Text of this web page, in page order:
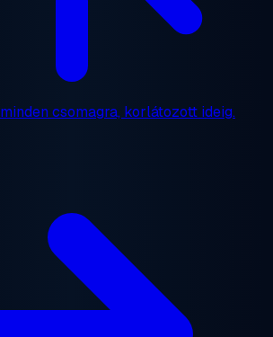
minden csomagra, korlátozott ideig.